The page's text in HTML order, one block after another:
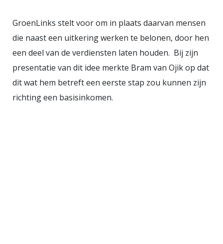
GroenLinks stelt voor om in plaats daarvan mensen
die naast een uitkering werken te belonen, door hen
een deel van de verdiensten laten houden. Bij zijn
presentatie van dit idee merkte Bram van Ojik op dat
dit wat hem betreft een eerste stap zou kunnen zijn
richting een basisinkomen.